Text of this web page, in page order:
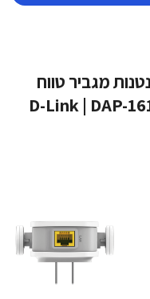
גישה אלחוטית 2 אנטנות מגביר טווח